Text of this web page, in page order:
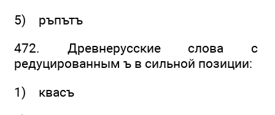
5) ръпътъ
472. Древнерусские слова с
редуцированным ъ в сильной позиции:
1) квасъ